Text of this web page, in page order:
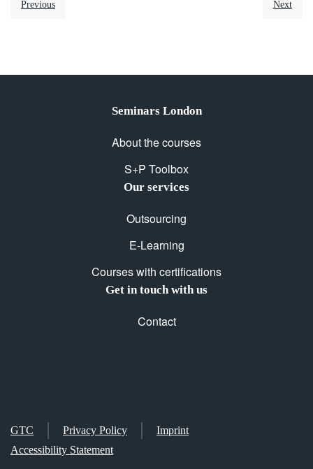
Previous Next
Seminars London
About the courses
S+P Toolbox
Our services
Outsourcing
E-Learning
Courses with certifications
Get in touch with us
Contact
GTC Privacy Policy
Imprint
Accessibility Statement